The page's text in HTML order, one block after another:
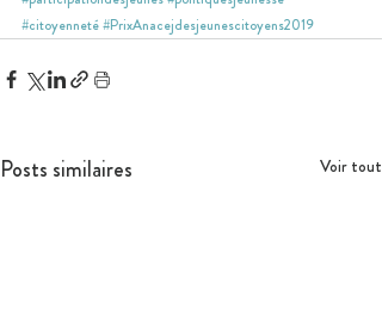
#citoyenneté#PrixAnacejdesjeunescitoyens2019
Posts similaires Voir tout